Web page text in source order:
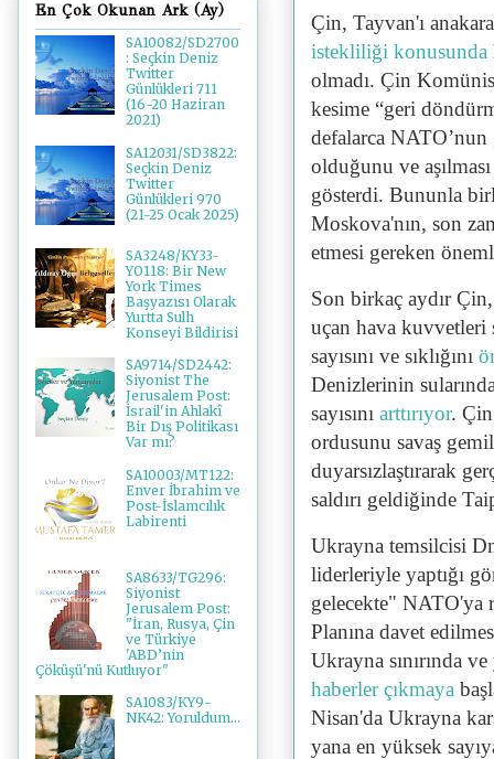
Çin, Tayvan'ı
istekliliği konusunda
olmadı. Çin
kesime “geri
defalarca NATO’nun
olduğunu ve
gösterdi. Bununla
Moskova'nın, son
etmesi gereken
Son birkaç aydır Çin,
uçan hava kuvvetleri
sayısını ve sıklığını
Denizlerinin
sayısını arttırıyor.
ordusunu savaş
duyarsızlaştırarak
saldırı geldiğinde
Ukrayna temsilcisi
liderleriyle yaptığı
gelecekte" NATO'ya
Planına davet
Ukrayna sınırında
haberler çıkmaya
Nisan'da Ukrayna
yana en yüksek
En Çok Okunan Ark (Ay)
SA10082/SD2700
: Seçkin Deniz
Twitter
Günlükleri 711
(16-20 Haziran
2021)
SA12031/SD3822:
Seçkin Deniz
Twitter
Günlükleri 970
(21-25 Ocak 2025)
SA3248/KY33-
YO118: Bir New
York Times
Başyazısı Olarak
Yurtta Sulh
Konseyi Bildirisi
SA9714/SD2442:
Siyonist The
Jerusalem Post:
İsrail'in Ahlakî
Bir Dış Politikası
Var mı?
SA10003/MT122:
Enver İbrahim ve
Post-İslamcılık
Labirenti
SA8633/TG296:
Siyonist
Jerusalem Post:
"İran, Rusya, Çin
ve Türkiye
'ABD’nin
Çöküşü'nü Kutluyor"
SA1083/KY9-
NK42: Yoruldum...